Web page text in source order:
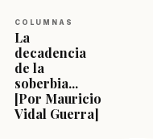
COLUMNAS
La
decadencia
de la
soberbia...
[Por Mauricio
Vidal Guerra]